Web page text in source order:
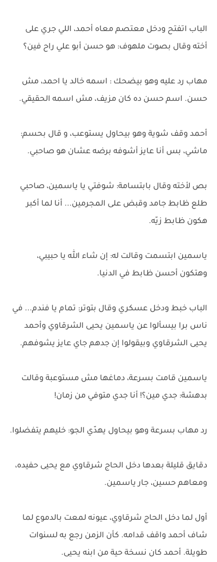
الباب اتفتح ودخل معتصم معاه أحمد، اللي جري على
أخته وقال بصوت ملهوف: هو حسن أبو علي راح فين؟
مهاب رد عليه وهو بيضحك : اسمه خالد يا احمد، مش
حسن. اسم حسن ده كان مزيف، مش اسمه الحقيقي.
أحمد وقف شوية وهو بيحاول يستوعب، و قال بحسم:
ماشي، بس أنا عايز أشوفه برضه عشان هو صاحبي.
بص لأخته وقال بابتسامة: شوفتي يا ياسمين، صاحبي
طلع ظابط جامد وقبض على المجرمين... أنا لما أكبر
هكون ظابط زيّه.
ياسمين ابتسمت وقالت له: إن شاء الله يا حبيبي،
وهتكون أحسن ظابط في الدنيا.
الباب خبط ودخل عسكري وقال بتوتر: تمام يا فندم... في
ناس برا بيسألوا عن ياسمين يحيى الشرقاوي وأحمد
يحيى الشرقاوي وبيقولوا إن جدهم جاي عايز يشوفهم.
ياسمين قامت بسرعة، دماغها مش مستوعبة وقالت
بدهشة: جدي مين؟! أنا جدي متوفي من زمان!
رد مهاب بسرعة وهو بيحاول يهدّي الجو: خليهم يتفضلوا.
دقايق قليلة بعدها دخل الحاج شرقاوي مع يحيى حفيده،
ومعاهم حسين، جار ياسمين.
أول لما دخل الحاج شرقاوي، عيونه لمعت بالدموع لما
شاف أحمد واقف قدامه. كأن الزمن رجع به لسنوات
طويلة. أحمد كان نسخة حية من ابنه يحيى.